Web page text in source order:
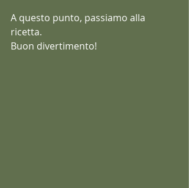
A questo punto, passiamo alla
ricetta.
Buon divertimento!